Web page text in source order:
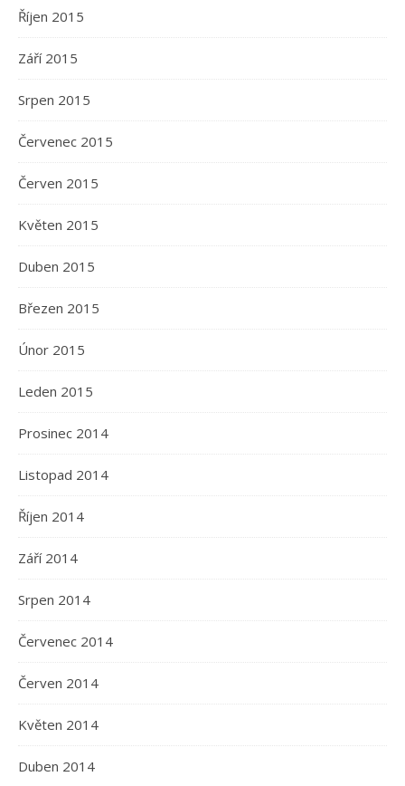
Říjen 2015
Září 2015
Srpen 2015
Červenec 2015
Červen 2015
Květen 2015
Duben 2015
Březen 2015
Únor 2015
Leden 2015
Prosinec 2014
Listopad 2014
Říjen 2014
Září 2014
Srpen 2014
Červenec 2014
Červen 2014
Květen 2014
Duben 2014